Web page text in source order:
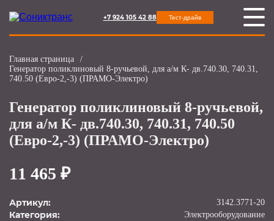
+7 924 105 42 88 Тест-драйв
Главная страница
/
Генератор поликлиновый 8-ручьевой, для а/м К- дв.740.30, 740.31,
740.50 (Евро-2,-3) (ПРАМО-Электро)
Генератор поликлиновый 8-ручьевой,
для а/м К- дв.740.30, 740.31, 740.50
(Евро-2,-3) (ПРАМО-Электро)
11 465 ₽
Артикул: 3142.3771-20
Категория: Электрооборудование